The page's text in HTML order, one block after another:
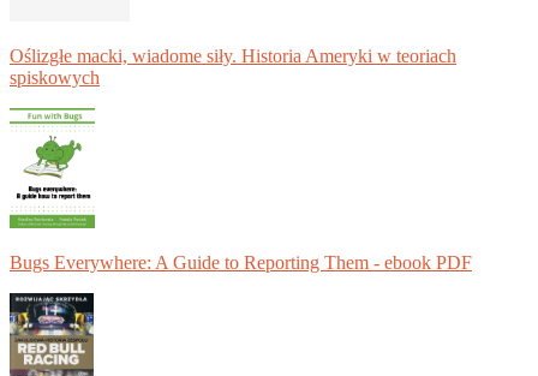
Oślizgłe macki, wiadome siły. Historia Ameryki w teoriach
spiskowych
Bugs Everywhere: A Guide to Reporting Them - ebook PDF